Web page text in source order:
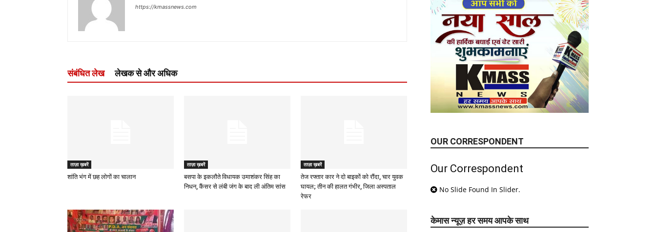
https://kmassnews.com
संबंधित लेख लेखक से और अधिक
ताज़ा ख़बरें
शांति भंग में छह लोगों का चालान
ताज़ा ख़बरें
बसपा के इकलौते विधायक उमाशंकर सिंह का
निधन, कैंसर से लंबी जंग के बाद ली अंतिम सांस
ताज़ा ख़बरें
तेज रफ्तार कार ने दो बाइकों को रौंदा, चार युवक
घायल; तीन की हालत गंभीर, जिला अस्पताल
रेफर
OUR CORRESPONDENT
Our Correspondent
No Slide Found In Slider.
केमास न्यूज़ हर समय आपके साथ